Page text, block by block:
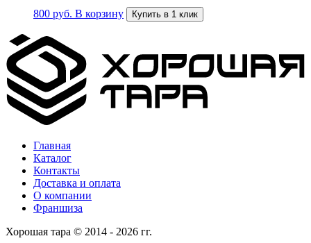
800 руб. В корзину Купить в 1 клик
Главная
Каталог
Контакты
Доставка и оплата
О компании
Франшиза
Хорошая тара © 2014 - 2026 гг.